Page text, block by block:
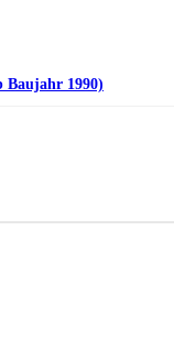
Baujahr 1990)